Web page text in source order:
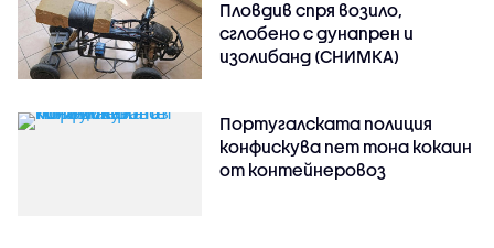
Пловдив спря возило,
сглобено с дунапрен и
изолибанд (СНИМКА)
Португалската полиция
конфискува пет тона кокаин
от контейнеровоз